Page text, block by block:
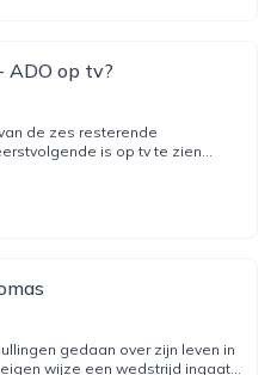
ADO op tv?
de zes resterende
is op tv te zien...
gedaan over zijn leven in
wijze een wedstrijd ingaat...